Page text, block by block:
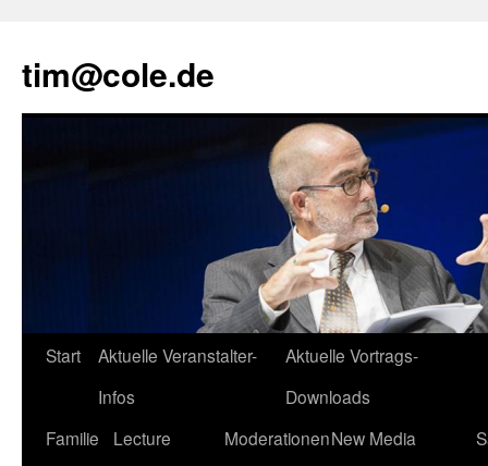
tim@cole.de
Start
Aktuelle Veranstalter-
Infos
Aktuelle Vortrags-
Downloads
Familie
Lecture
ModerationenNew Media